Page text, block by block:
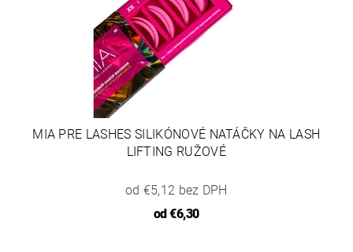
MIA PRE LASHES SILIKÓNOVÉ NATÁČKY NA LASH
LIFTING RUŽOVÉ
od €5,12 bez DPH
od€6,30